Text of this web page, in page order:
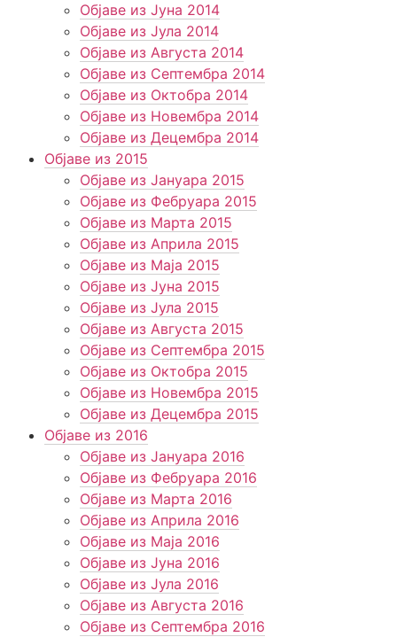
Објаве из Јуна 2014
Објаве из Јула 2014
Објаве из Августа 2014
Објаве из Септембра 2014
Објаве из Октобра 2014
Објаве из Новембра 2014
Објаве из Децембра 2014
Објаве из 2015
Објаве из Јануара 2015
Објаве из Фебруара 2015
Објаве из Марта 2015
Објаве из Априла 2015
Објаве из Маја 2015
Објаве из Јуна 2015
Објаве из Јула 2015
Објаве из Августа 2015
Објаве из Септембра 2015
Објаве из Октобра 2015
Објаве из Новембра 2015
Објаве из Децембра 2015
Објаве из 2016
Објаве из Јануара 2016
Објаве из Фебруара 2016
Објаве из Марта 2016
Објаве из Априла 2016
Објаве из Маја 2016
Објаве из Јуна 2016
Објаве из Јула 2016
Објаве из Августа 2016
Објаве из Септембра 2016